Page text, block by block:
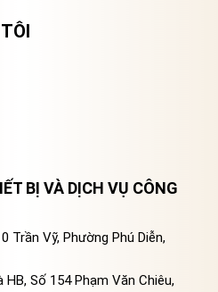
BỊ VÀ DỊCH VỤ CÔNG
Trần Vỹ, Phường Phú Diễn,
HB, Số 154 Phạm Văn Chiêu,